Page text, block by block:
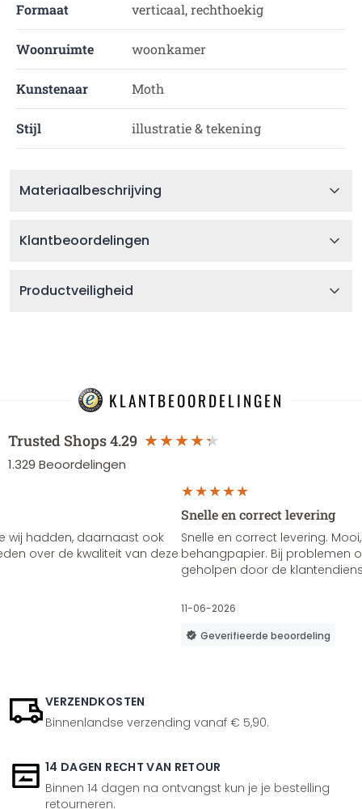
Formaat verticaal, rechthoekig
Woonruimte woonkamer
Kunstenaar Moth
Stijl illustratie & tekening
Materiaalbeschrijving
Klantbeoordelingen
Productveiligheid
KLANTBEOORDELINGEN
Trusted Shops4.29
1.329 Beoordelingen
wij hadden, daarnaast ook
over de kwaliteit van deze
Snelle en correct levering
Snelle en correct levering.
behangpapier. Bij problemen
geholpen door de
11-06-2026
Geverifieerde beoordeling
VERZENDKOSTEN
Binnenlandse verzending vanaf € 5,90.
14 DAGEN RECHT VAN RETOUR
Binnen 14 dagen na ontvangst kun je je bestelling
retourneren.